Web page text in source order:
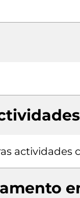
actividades